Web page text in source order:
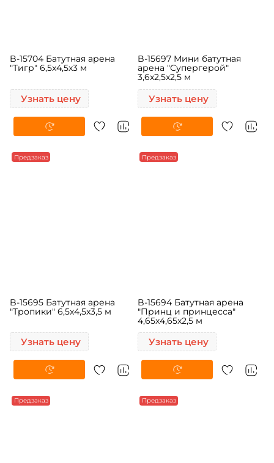
Узнать цену
3,6x2,5x2,5 м
Узнать цену
Предзаказ Предзаказ
4,65x4,65x2,5 м
Узнать цену
Предзаказ Предзаказ